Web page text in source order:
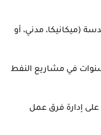
(ميكانيكا، مدني، أو
عملية لا تقل عن 10 سنوات في مشاريع النفط
على إدارة فرق عمل